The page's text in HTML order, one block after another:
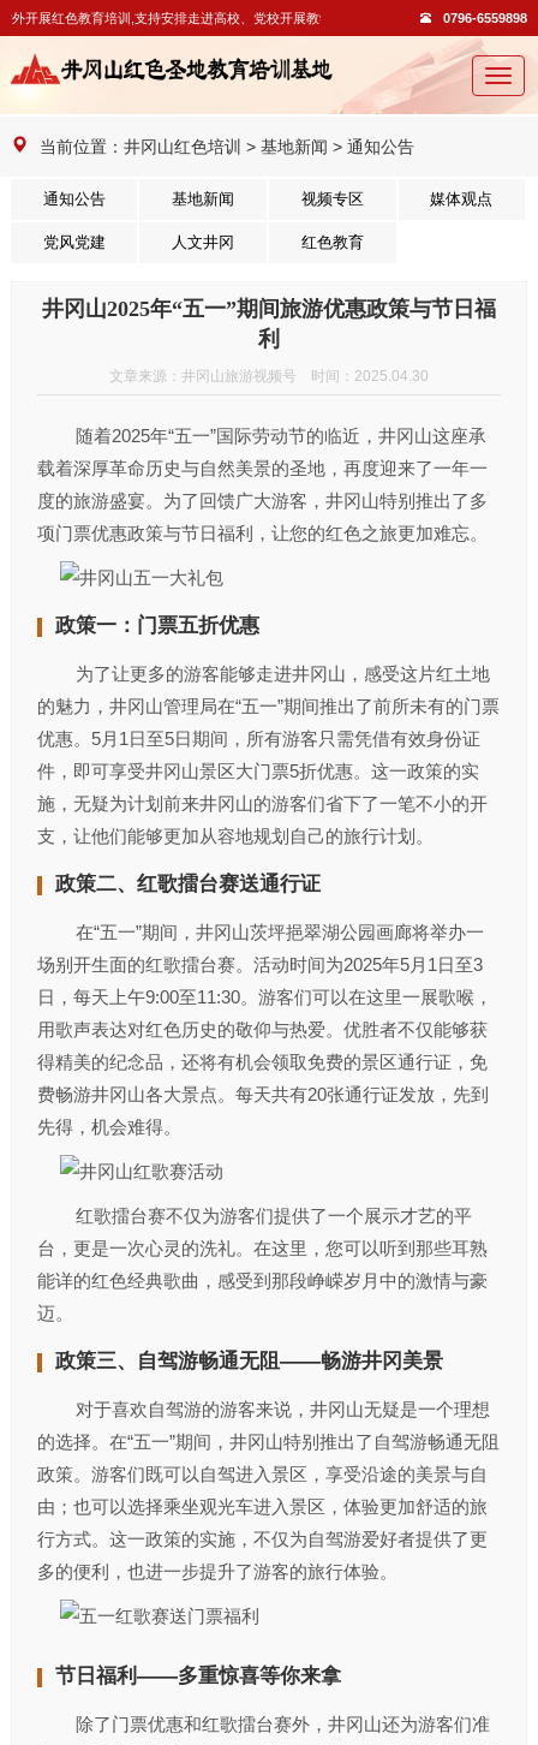
开展红色教育培训,支持安排走进高校、党校开展教学活动。 0796-6559898
切
换
当前位置： 井冈山红色培训 > 基地新闻 > 通知公告
通知公告 基地新闻 视频专区 媒体观点
党风党建 人文井冈 红色教育
井冈山2025年“五一”期间旅游优惠政策与节日福
利
文章来源：井冈山旅游视频号 时间：2025.04.30
随着2025年“五一”国际劳动节的临近，井冈山这座承
载着深厚革命历史与自然美景的圣地，再度迎来了一年一
度的旅游盛宴。为了回馈广大游客，井冈山特别推出了多
项门票优惠政策与节日福利，让您的红色之旅更加难忘。
政策一：门票五折优惠
为了让更多的游客能够走进井冈山，感受这片红土地
的魅力，井冈山管理局在“五一”期间推出了前所未有的门票
优惠。5月1日至5日期间，所有游客只需凭借有效身份证
件，即可享受井冈山景区大门票5折优惠。这一政策的实
施，无疑为计划前来井冈山的游客们省下了一笔不小的开
支，让他们能够更加从容地规划自己的旅行计划。
政策二、红歌擂台赛送通行证
在“五一”期间，井冈山茨坪挹翠湖公园画廊将举办一
场别开生面的红歌擂台赛。活动时间为2025年5月1日至3
日，每天上午9:00至11:30。游客们可以在这里一展歌喉，
用歌声表达对红色历史的敬仰与热爱。优胜者不仅能够获
得精美的纪念品，还将有机会领取免费的景区通行证，免
费畅游井冈山各大景点。每天共有20张通行证发放，先到
先得，机会难得。
红歌擂台赛不仅为游客们提供了一个展示才艺的平
台，更是一次心灵的洗礼。在这里，您可以听到那些耳熟
能详的红色经典歌曲，感受到那段峥嵘岁月中的激情与豪
迈。
政策三、自驾游畅通无阻——畅游井冈美景
对于喜欢自驾游的游客来说，井冈山无疑是一个理想
的选择。在“五一”期间，井冈山特别推出了自驾游畅通无阻
政策。游客们既可以自驾进入景区，享受沿途的美景与自
由；也可以选择乘坐观光车进入景区，体验更加舒适的旅
行方式。这一政策的实施，不仅为自驾游爱好者提供了更
多的便利，也进一步提升了游客的旅行体验。
节日福利——多重惊喜等你来拿
除了门票优惠和红歌擂台赛外，井冈山还为游客们准